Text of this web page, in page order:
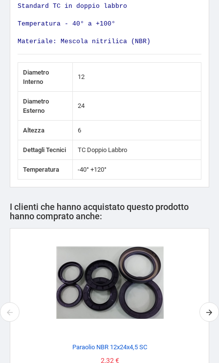
Standard TC in doppio labbro
Temperatura - 40° a +100°
Materiale: Mescola nitrilica (NBR)
Diametro
Interno
12
Diametro
Esterno
24
Altezza 6
Dettagli Tecnici TC Doppio Labbro
Temperatura -40° +120°
I clienti che hanno acquistato questo prodotto
hanno comprato anche:
Paraolio NBR 12x24x4,5 SC
Prezzo
2,32 €